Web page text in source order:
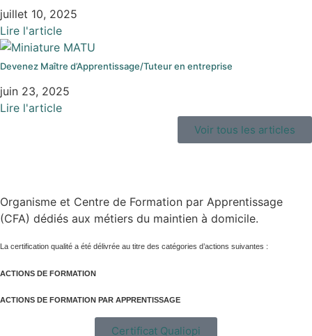
juillet 10, 2025
Lire l'article
Devenez Maître d’Apprentissage/Tuteur en entreprise
juin 23, 2025
Lire l'article
Voir tous les articles
Organisme et Centre de Formation par Apprentissage
(CFA) dédiés aux métiers du maintien à domicile.
La certification qualité a été délivrée au titre des catégories d’actions suivantes :
ACTIONS DE FORMATION
ACTIONS DE FORMATION PAR APPRENTISSAGE
Certificat Qualiopi